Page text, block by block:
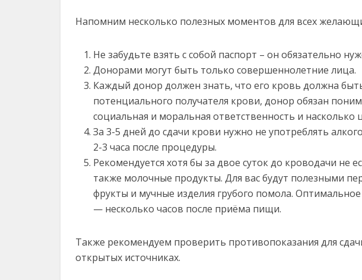
Напомним несколько полезных моментов для всех
Не забудьте взять с собой паспорт – он обязательно
Донорами могут быть только совершеннолетние лица.
Каждый донор должен знать, что его кровь должна
потенциального получателя крови, донор обязан
социальная и моральная ответственность и насколько
За 3-5 дней до сдачи крови нужно не употреблять
2-3 часа после процедуры.
Рекомендуется хотя бы за двое суток до кроводачи не
также молочные продукты. Для вас будут полезными
фрукты и мучные изделия грубого помола.
— несколько часов после приёма пищи.
Также рекомендуем проверить противопоказания для
открытых источниках.